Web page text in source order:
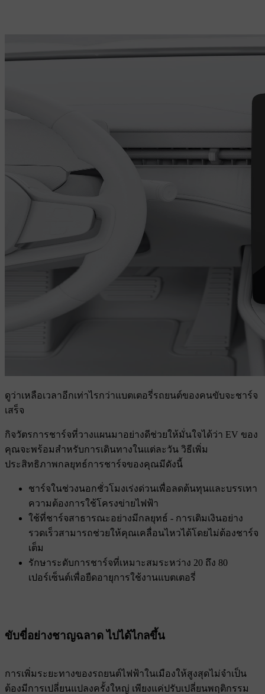
ดูว่าเหลือเวลาอีกเท่าไรกว่าแบตเตอรี่รถยนต์ของคนขับจะชาร์จ
เสร็จ
กิจวัตรการชาร์จที่วางแผนมาอย่างดีช่วยให้มั่นใจได้ว่า EV ของ
คุณจะพร้อมสําหรับการเดินทางในแต่ละวัน วิธีเพิ่ม
ประสิทธิภาพกลยุทธ์การชาร์จของคุณมีดังนี้
ชาร์จในช่วงนอกชั่วโมงเร่งด่วนเพื่อลดต้นทุนและบรรเทา
ความต้องการใช้โครงข่ายไฟฟ้า
ใช้ที่ชาร์จสาธารณะอย่างมีกลยุทธ์ - การเติมเงินอย่าง
รวดเร็วสามารถช่วยให้คุณเคลื่อนไหวได้โดยไม่ต้องชาร์จ
เต็ม
รักษาระดับการชาร์จที่เหมาะสมระหว่าง 20 ถึง 80
เปอร์เซ็นต์เพื่อยืดอายุการใช้งานแบตเตอรี่
ขับขี่อย่างชาญฉลาด ไปได้ไกลขึ้น
การเพิ่มระยะทางของรถยนต์ไฟฟ้าในเมืองให้สูงสุดไม่จําเป็น
ต้องมีการเปลี่ยนแปลงครั้งใหญ่ เพียงแค่ปรับเปลี่ยนพฤติกรรม